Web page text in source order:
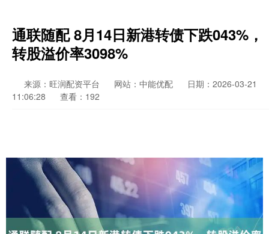
通联随配 8月14日新港转债下跌043%，
转股溢价率3098%
来源：旺润配资平台 网站：中能优配
日期：2026-03-21
11:06:28
查看：192